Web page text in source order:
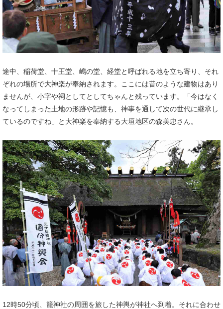
途中、稲荷堂、十王堂、嶋の堂、経堂と呼ばれる地を立ち寄り、それ
ぞれの場所で大神楽が奉納されます。ここには昔のような建物はあり
ませんが、小字や祠としてとしてちゃんと残っています。「今はなく
なってしまった土地の形跡や記憶も、神事を通して次の世代に継承し
ているのですね」と大神楽を奉納する大垣地区の森美忠さん。
12時50分頃、籠神社の周囲を旅した神輿が神社へ到着。それに合わせ